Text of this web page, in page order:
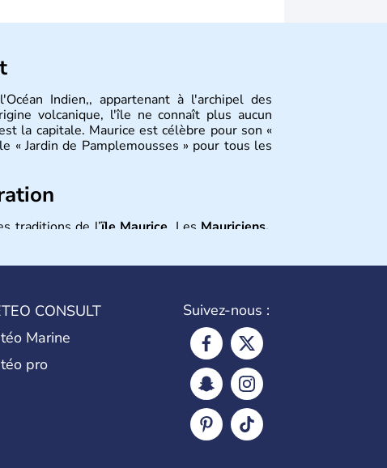
Indien,, appartenant à l'archipel des
volcanique, l'île ne connaît plus aucun
la capitale. Maurice est célèbre pour son «
« Jardin de Pamplemousses » pour tous les
traditions de l’ïle Maurice . Les Mauriciens,
CONSULT
Marine
pro
Suivez-nous :